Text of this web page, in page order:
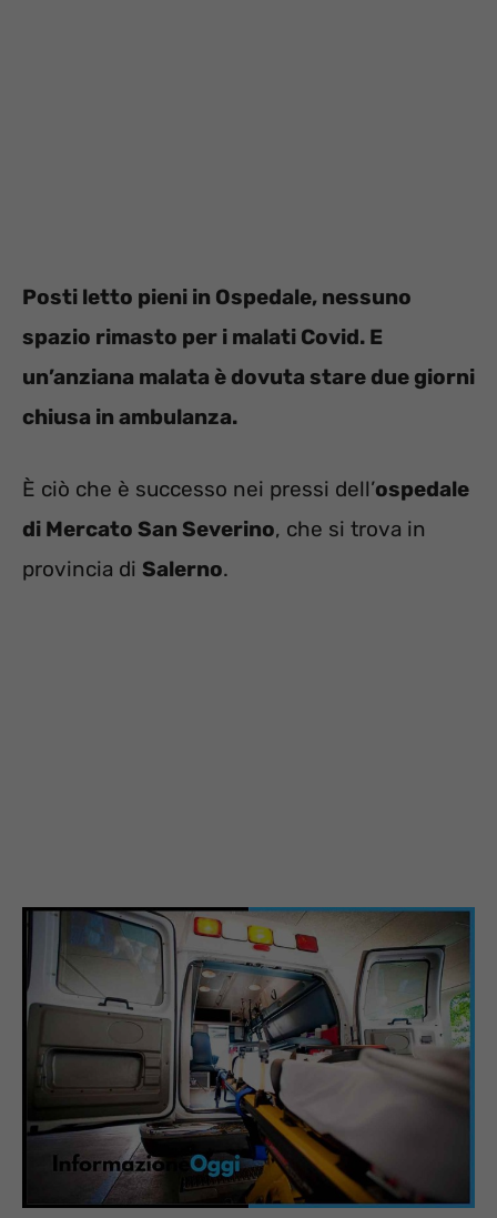
Posti letto pieni in Ospedale, nessuno
spazio rimasto per i malati Covid. E
un’anziana malata è dovuta stare due giorni
chiusa in ambulanza.
È ciò che è successo nei pressi dell’ospedale
di Mercato San Severino, che si trova in
provincia di Salerno.